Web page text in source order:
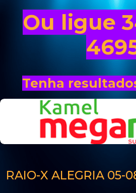
Ou ligue
Tenha
RAIO-X ALEGRIA 05-